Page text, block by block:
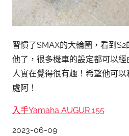
習慣了SMAX的大輪圈，看到
他了，很多機車的設定都可以
人實在覺得很有趣！希望他可
處阿！
入手Yamaha AUGUR 155
日期
2023-06-09